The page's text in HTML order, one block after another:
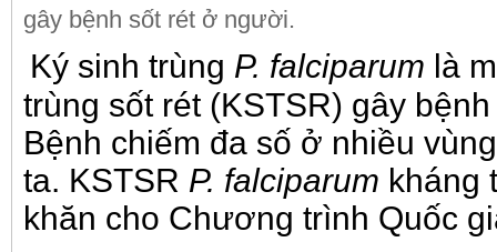
gây bệnh sốt rét ở người.
Ký sinh trùng P. falciparum là
trùng sốt rét(KSTSR) gây
Bệnh chiếm đa số ở nhiều
ta. KSTSR P. falciparum kháng
khăn cho Chương trình Quốc